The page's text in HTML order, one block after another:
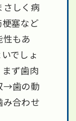
しく病
塞など
もあ
でしょ
ず歯肉
→歯の動
合わせ